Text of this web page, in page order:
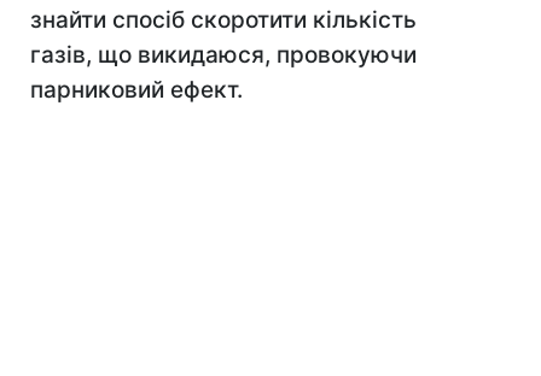
знайти спосіб скоротити кількість
газів, що викидаюся, провокуючи
парниковий ефект.